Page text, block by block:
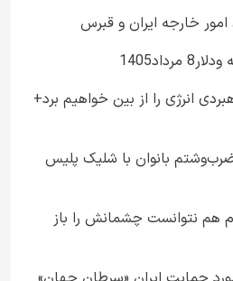
خارجه ایران و قبرس
انرژی را از بین خواهیم برد+
بانوان با شلیک پلیس
هم نتوانست چشمانش را باز